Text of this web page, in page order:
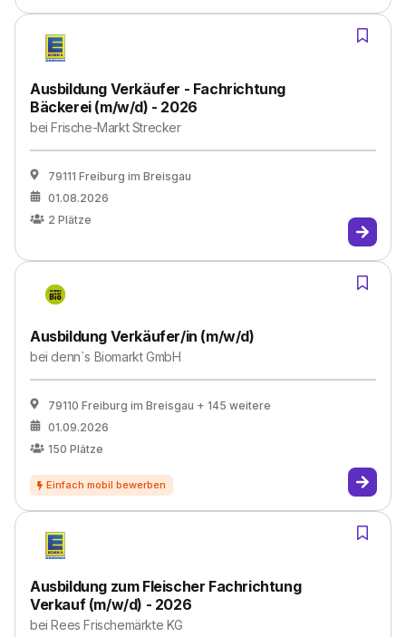
Ausbildung Verkäufer - Fachrichtung
Bäckerei (m/w/d) - 2026
beiFrische-Markt Strecker
79111 Freiburg im Breisgau
01.08.2026
2 Plätze
Ausbildung Verkäufer/in (m/w/d)
beidenn`s Biomarkt GmbH
79110 Freiburg im Breisgau + 145 weitere
01.09.2026
150 Plätze
Ausbildung zum Fleischer Fachrichtung
Verkauf (m/w/d) - 2026
beiRees Frischemärkte KG